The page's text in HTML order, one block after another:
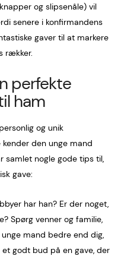
og slipsenåle) vil
senere i konfirmandens
gaver til at markere
rækker.
perfekte
ham
og unik
den unge mand
samlet nogle gode tips til,
gave:
har han? Er der noget,
Spørg venner og familie,
mand bedre end dig,
godt bud på en gave, der